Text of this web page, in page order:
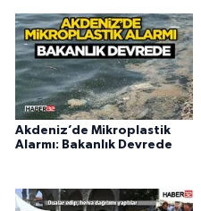
Akdeniz’de Mikroplastik
Alarmı: Bakanlık Devrede